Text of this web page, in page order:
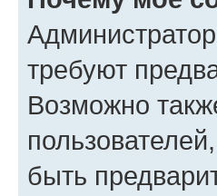
требуют
Возможно
быть